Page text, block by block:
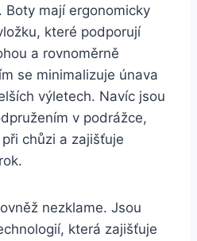
mají ⁢ergonomicky
které podporují
a rovnoměrně
se minimalizuje únava
výletech. Navíc jsou‍
v podrážce,
chůzi⁢ a zajišťuje
nezklame. Jsou⁤
která zajišťuje